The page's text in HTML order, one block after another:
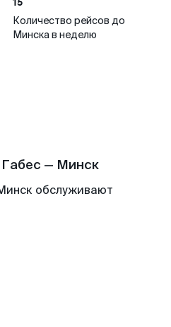
Количество рейсов до
Минска в неделю
— Минск
обслуживают